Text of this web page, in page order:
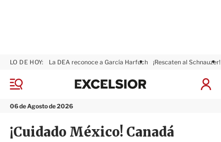
M
n
06 de Agosto de 2026
LO DE HOY: La DEA reconoce a García Harfuch ¡Rescaten al Schnauzer!
I
x
i
¡Cuidado México! Canadá